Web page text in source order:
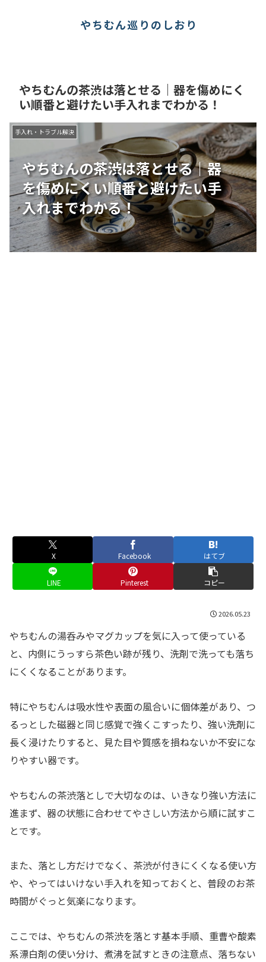
やちむん巡りのしおり
やちむんの茶渋は落とせる｜器を傷めにく
い順番と避けたい手入れまでわかる！
やちむんの茶渋は落とせる｜器
を傷めにくい順番と避けたい手
入れまでわかる！
手入れ・トラブル解決
X Facebook はてブ
LINE Pinterest コピー
2026.05.23
やちむんの湯呑みやマグカップを気に入って使っている
と、内側にうっすら茶色い跡が残り、洗剤で洗っても落ち
にくくなることがあります。
特にやちむんは吸水性や表面の風合いに個体差があり、つ
るっとした磁器と同じ感覚で強くこすったり、強い洗剤に
長く浸けたりすると、見た目や質感を損ねないか不安にな
りやすい器です。
やちむんの茶渋落としで大切なのは、いきなり強い方法に
進まず、器の状態に合わせてやさしい方法から順に試すこ
とです。
また、落とし方だけでなく、茶渋が付きにくくなる使い方
や、やってはいけない手入れを知っておくと、普段のお茶
時間がぐっと気楽になります。
ここでは、やちむんの茶渋を落とす基本手順、重曹や酸素
系漂白剤の使い分け、煮沸を試すときの注意点、落ちない